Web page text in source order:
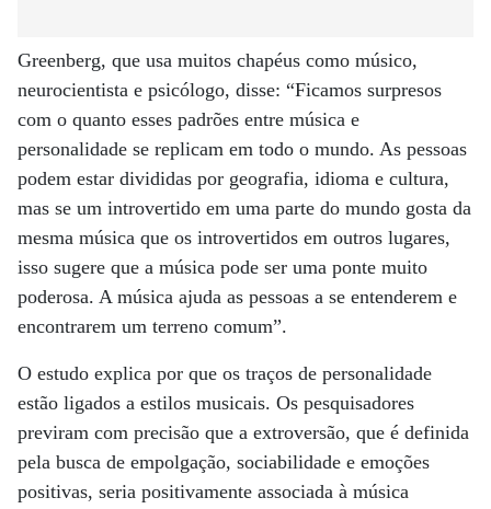
Greenberg, que usa muitos chapéus como músico,
neurocientista e psicólogo, disse: “Ficamos surpresos
com o quanto esses padrões entre música e
personalidade se replicam em todo o mundo. As pessoas
podem estar divididas por geografia, idioma e cultura,
mas se um introvertido em uma parte do mundo gosta da
mesma música que os introvertidos em outros lugares,
isso sugere que a música pode ser uma ponte muito
poderosa. A música ajuda as pessoas a se entenderem e
encontrarem um terreno comum”.
O estudo explica por que os traços de personalidade
estão ligados a estilos musicais. Os pesquisadores
previram com precisão que a extroversão, que é definida
pela busca de empolgação, sociabilidade e emoções
positivas, seria positivamente associada à música